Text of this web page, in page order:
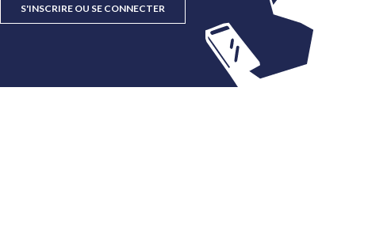
S'INSCRIRE OU SE CONNECTER